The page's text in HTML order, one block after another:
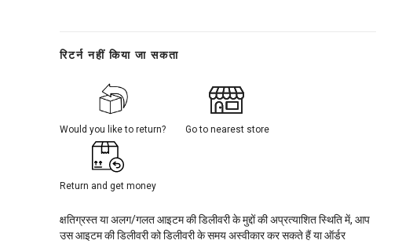
रिटर्न नहीं किया जा सकता
Would you like to return? Go to nearest store
Return and get money
क्षतिग्रस्त या अलग/गलत आइटम की डिलीवरी के मुद्दों की अप्रत्याशित स्थिति में, आप
उस आइटम की डिलीवरी को डिलीवरी के समय अस्वीकार कर सकते हैं या ऑर्डर